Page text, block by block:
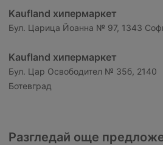
Kaufland хипермаркет
Бул. Царица Йоанна № 97, 1343
Kaufland хипермаркет
Бул. Цар Освободител № 35б, 2140
Ботевград
Разгледай още